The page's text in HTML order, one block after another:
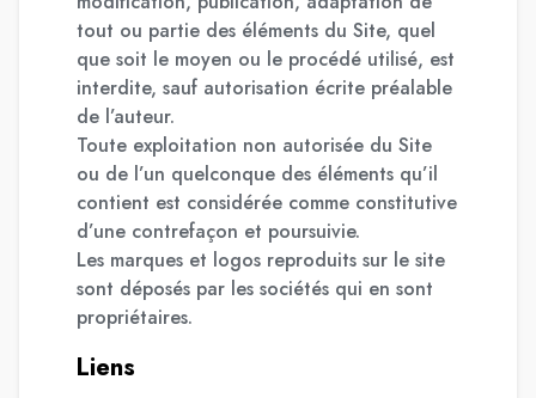
tout ou partie des éléments du Site, quel
que soit le moyen ou le procédé utilisé, est
interdite, sauf autorisation écrite préalable
de l’auteur.
Toute exploitation non autorisée du Site
ou de l’un quelconque des éléments qu’il
contient est considérée comme constitutive
d’une contrefaçon et poursuivie.
Les marques et logos reproduits sur le site
sont déposés par les sociétés qui en sont
propriétaires.
Liens